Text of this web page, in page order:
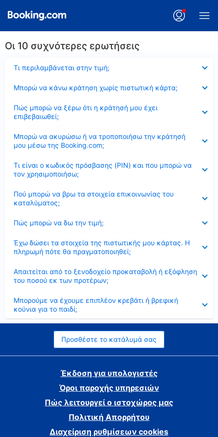
Οι 10 συχνότερες ερωτήσεις
Τι περιλαμβάνεται στην τιμή;
Μπορώ να κάνω κράτηση χωρίς πιστωτική κάρτα;
Πώς μπορώ να ξέρω ότι η κράτησή μου έχει
επιβεβαιωθεί;
Μπορώ να ακυρώσω ή να τροποποιήσω την κράτησή
μου μέσω της Booking.com;
Τι είναι ο κωδικός πρόσβασης (PIN) και που μπορώ να
τον χρησιμοποιήσω;
Πού μπορώ να βρω τα στοιχεία επικοινωνίας του
καταλύματος;
Πώς μπορώ να δω την τιμή;
Έχω δώσει τα στοιχεία της πιστωτικής μου κάρτας. Η
πληρωμή πότε θα πραγματοποιηθεί;
Απαιτείται από το ξενοδοχείο προκαταβολή ή εξόφληση
του ποσού εκ των προτέρων;
Μπορούμε να έχουμε επιπλέον κρεβάτι ή βρεφική
κούνια για το παιδί;
Προσθέστε το κατάλυμά σας
Έκδοση για υπολογιστές
Όροι παροχής υπηρεσιών
Πώς λειτουργεί ο ιστοχώρος μας
Πολιτική Απορρήτου
Διαχείριση ρυθμίσεων cookies